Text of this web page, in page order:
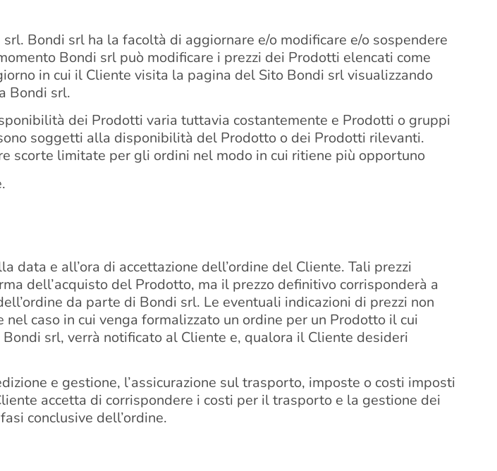
Bondi srl ha la facoltà di aggiornare e/o modificare e/o sospendere
Bondi srl può modificare i prezzi dei Prodotti elencati come
in cui il Cliente visita la pagina del Sito Bondi srl visualizzando
Bondi srl.
dei Prodotti varia tuttavia costantemente e Prodotti o gruppi
soggetti alla disponibilità del Prodotto o dei Prodotti rilevanti.
scorte limitate per gli ordini nel modo in cui ritiene più opportuno
e all’ora di accettazione dell’ordine del Cliente. Tali prezzi
dell’acquisto del Prodotto, ma il prezzo definitivo corrisponderà a
da parte di Bondi srl. Le eventuali indicazioni di prezzi non
caso in cui venga formalizzato un ordine per un Prodotto il cui
srl, verrà notificato al Cliente e, qualora il Cliente desideri
e gestione, l’assicurazione sul trasporto, imposte o costi imposti
accetta di corrispondere i costi per il trasporto e la gestione dei
conclusive dell’ordine.